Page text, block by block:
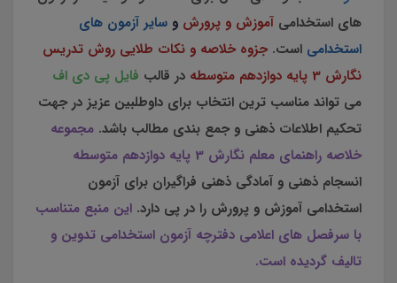
های استخدامی آموزش و پرورش و سایر آزمون های
استخدامی است. جزوه خلاصه و نکات طلایی روش تدریس
نگارش 3 پایه دوازدهم متوسطه
در قالب فایل پی دی اف
می تواند مناسب ترین انتخاب برای داوطلبین عزیز در جهت
تحکیم اطلاعات ذهنی و جمع بندی مطالب باشد. مجموعه
خلاصه راهنمای معلم نگارش 3 پایه دوازدهم متوسطه
انسجام ذهنی و آمادگی ذهنی فراگیران برای آزمون
استخدامی آموزش و پرورش را در پی دارد. این منبع متناسب
با سرفصل های اعلامی دفترچه آزمون استخدامی تدوین و
تالیف گردیده است.